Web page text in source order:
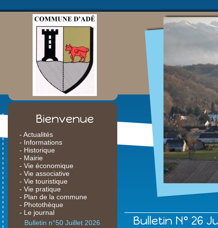
Bienvenue
- Actualités
- Informations
- Historique
- Mairie
- Vie économique
- Vie associative
- Vie touristique
- Vie pratique
- Plan de la commune
- Photothèque
- Le journal
Bulletin n°50 Juillet 2026
Bulletin N° 26